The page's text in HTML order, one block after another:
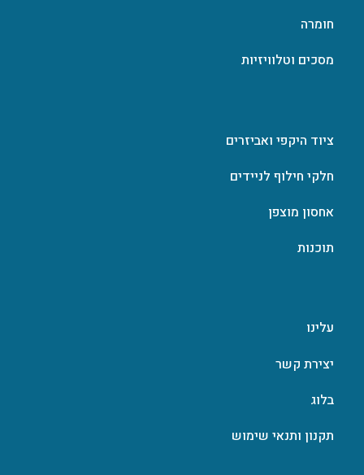
חומרה
מסכים וטלוויזיות
ציוד היקפי ואביזרים
חלקי חילוף לניידים
אחסון מוצפן
תוכנות
עלינו
יצירת קשר
בלוג
תקנון ותנאי שימוש